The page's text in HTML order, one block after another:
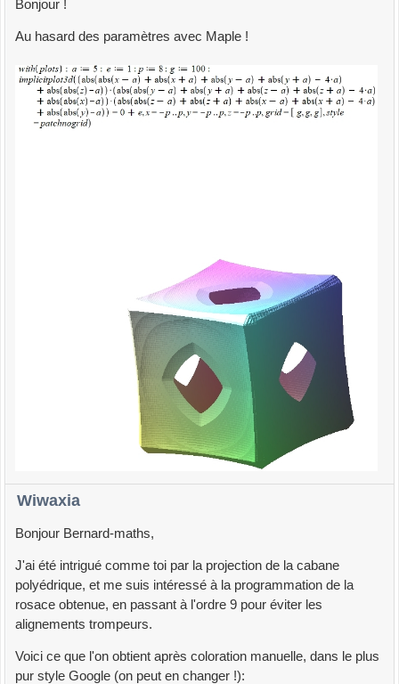
Bonjour !
Au hasard des paramètres avec Maple !
Wiwaxia
Bonjour Bernard-maths,
J'ai été intrigué comme toi par la projection de la cabane
polyédrique, et me suis intéressé à la programmation de la
rosace obtenue, en passant à l'ordre 9 pour éviter les
alignements trompeurs.
Voici ce que l'on obtient après coloration manuelle, dans le plus
pur style Google (on peut en changer !):